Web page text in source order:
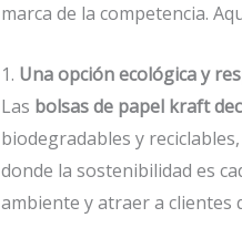
marca de la competencia.
1. Una opción ecológica y
Las bolsas de papel kraft
biodegradables y
donde la sostenibilidad es
ambiente y atraer a clientes